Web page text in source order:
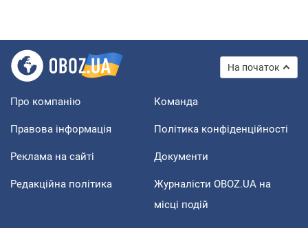
На початок
Про компанію Команда
Правова інформація Політика конфіденційності
Реклама на сайті Документи
Редакційна політика
Журналісти OBOZ.UA на
місці подій